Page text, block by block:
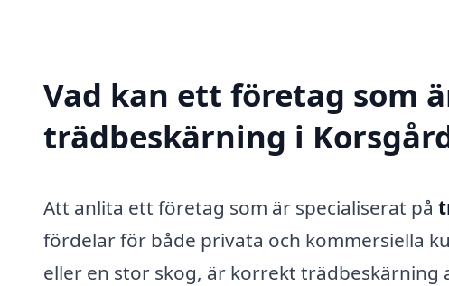
Vad kan ett företag som
trädbeskärning i
Att anlita ett företag som är specialiserat på
fördelar för både privata och kommersiella
eller en stor skog, är korrekt